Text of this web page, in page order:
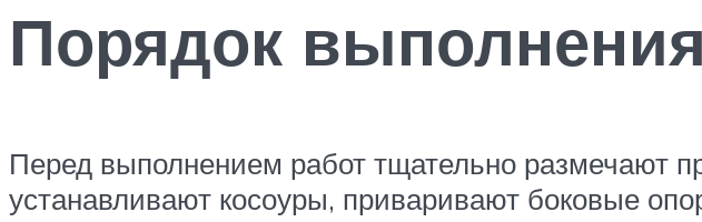
Порядок
Перед выполнением работ тщательно размечают
устанавливают косоуры, приваривают боковые